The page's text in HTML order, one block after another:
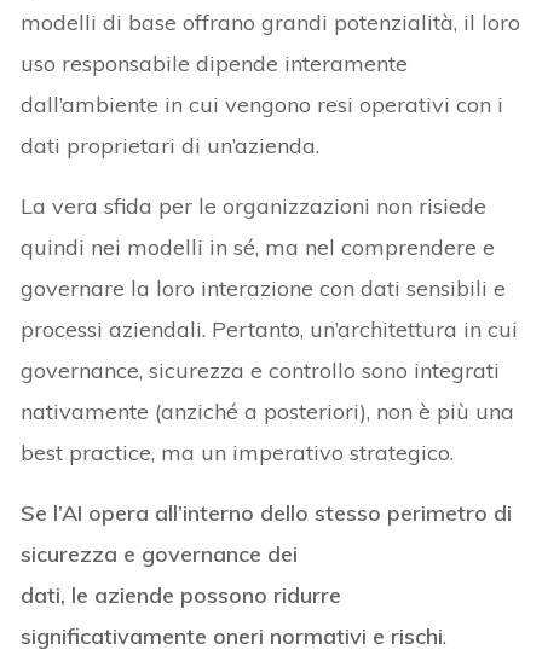
modelli di base offrano grandi potenzialità, il loro
uso responsabile dipende interamente
dall’ambiente in cui vengono resi operativi con i
dati proprietari di un’azienda.
La vera sfida per le organizzazioni non risiede
quindi nei modelli in sé, ma nel comprendere e
governare la loro interazione con dati sensibili e
processi aziendali. Pertanto, un’architettura in cui
governance, sicurezza e controllo sono integrati
nativamente (anziché a posteriori), non è più una
best practice, ma un imperativo strategico.
Se l’AI opera all’interno dello stesso perimetro di
sicurezza e governance dei
dati, le aziende possono ridurre
significativamente oneri normativi e rischi.